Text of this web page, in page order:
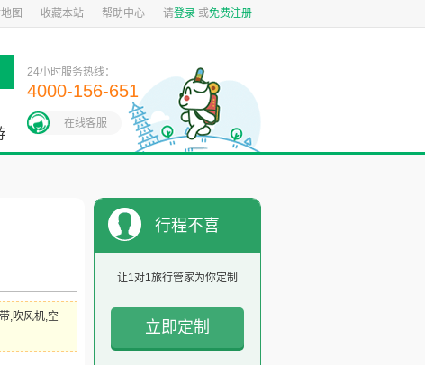
图 收藏本站 帮助中心 请登录 或免费注册
24小时服务热线：
4000-156-651
在线客服
,吹风机,空
行程不喜
让1对1旅行管家为你定制
立即定制